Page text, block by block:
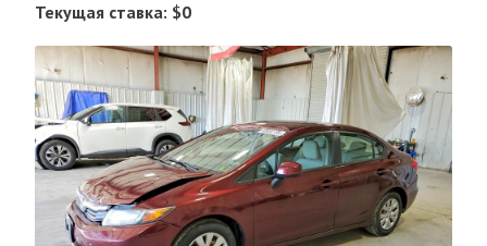
Текущая ставка: $0